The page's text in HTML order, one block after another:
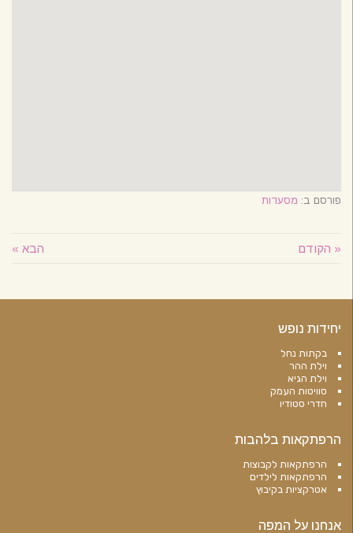
פורסם ב: מסעדות
« הקודם הבא »
יחידות נופש
בקתות נחל
וילת ההר
וילת הגיא
סוויטות העמק
חדרי סטודיו
הרפתקאות בלהבות
הרפתקאות לקבוצות
הרפתקאות לילדים
אטרקציות בקיבוץ
אנחנו על המפה